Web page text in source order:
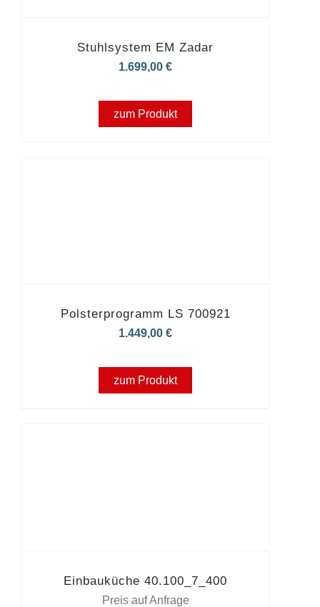
Stuhlsystem EM Zadar
1.699,00€
zum Produkt
Polsterprogramm LS 700921
1.449,00€
zum Produkt
Einbauküche 40.100_7_400
Preis auf Anfrage